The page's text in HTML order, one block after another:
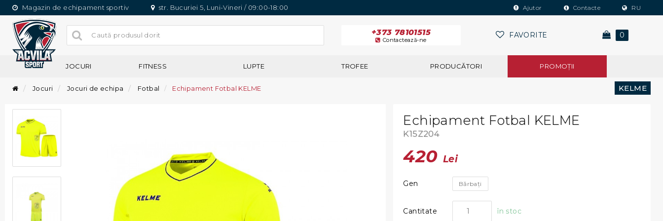
Magazin de echipament sportiv str. Bucuriei 5, Luni-Vineri / 09:00-18:00 Ajutor Contacte RU
+373 78101515
Contactează-ne
FAVORITE 0
JOCURI FITNESS LUPTE TROFEE PRODUCĂTORI PROMOŢII
Jocuri Jocuri de echipa Fotbal Echipament Fotbal KELME KELME
Echipament Fotbal KELME
K15Z204
420 Lei
Gen Bărbați
Cantitate în stoc